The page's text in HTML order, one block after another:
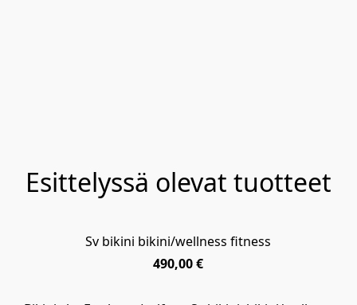
Esittelyssä olevat tuotteet
Sv bikini bikini/wellness fitness
490,00 €